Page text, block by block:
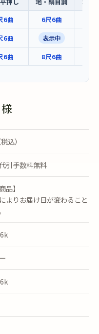
押し 地・絹目調
地・
6曲 6尺6曲
6曲 表示中
6曲 8尺6曲
込）
引手数料無料
品】
よりお届け日が変わること